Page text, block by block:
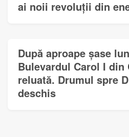
ai noii revoluții din
După aproape șase
Bulevardul Carol I din
reluată. Drumul spre
deschis